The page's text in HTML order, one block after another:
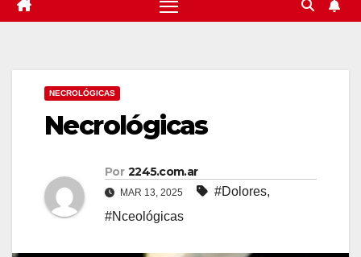
NECROLÓGICAS
Necrológicas
Por 2245.com.ar
MAR 13, 2025 #Dolores,
#Nceológicas